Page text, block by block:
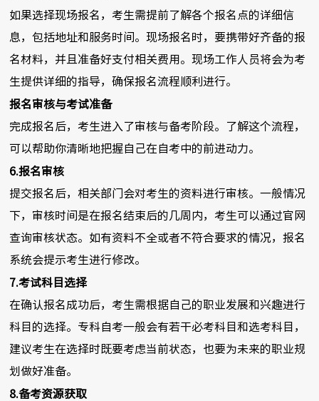
如果选择现场报名，考生需提前了解各个报名点的详细信
息，包括地址和服务时间。现场报名时，要携带好齐备的报
名材料，并且准备好支付相关费用。现场工作人员将会为考
生提供详细的指导，确保报名流程顺利进行。
报名审核与考试准备
完成报名后，考生进入了审核与备考阶段。了解这个流程，
可以帮助你清晰地把握自己在自考中的前进动力。
6.报名审核
提交报名后，相关部门会对考生的资料进行审核。一般情况
下，审核时间是在报名结束后的几周内，考生可以通过官网
查询审核状态。如有资料不全或者不符合要求的情况，报名
系统会提示考生进行修改。
7.考试科目选择
在确认报名成功后，考生需根据自己的职业发展和兴趣进行
科目的选择。专科自考一般会有若干必考科目和选考科目，
建议考生在选择时既要考虑当前状态，也要为未来的职业规
划做好准备。
8.备考资源获取